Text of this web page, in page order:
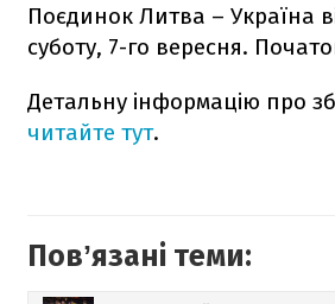
Поєдинок Литва – Україна
суботу, 7-го вересня.
Детальну інформацію про
читайте тут.
Повʼязані теми: